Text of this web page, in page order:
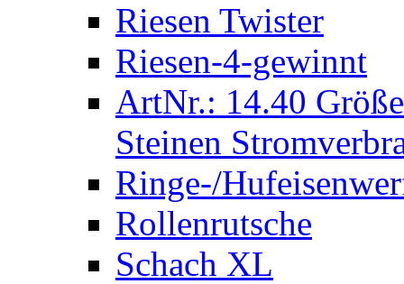
Riesen Twister
Riesen-4-gewinnt
ArtNr.: 14.40
Steinen
Ringe-/
Rollenrutsche
Schach XL